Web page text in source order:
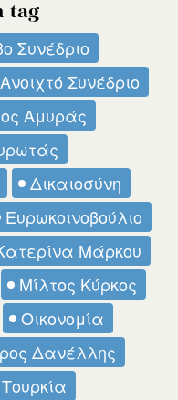
tag
Συνέδριο
Ανοιχτό Συνέδριο
Αμυράς
Δικαιοσύνη
Ευρωκοινοβούλιο
Μάρκου
Μίλτος Κύρκος
Οικονομία
Δανέλλης
Τουρκία